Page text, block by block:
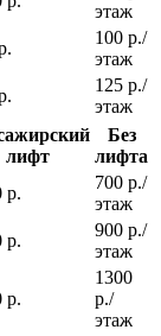
этаж
100 р./
этаж
125 р./
этаж
лифт
Без
лифта
р.
700 р./
этаж
р.
900 р./
этаж
р.
1300
р./
этаж